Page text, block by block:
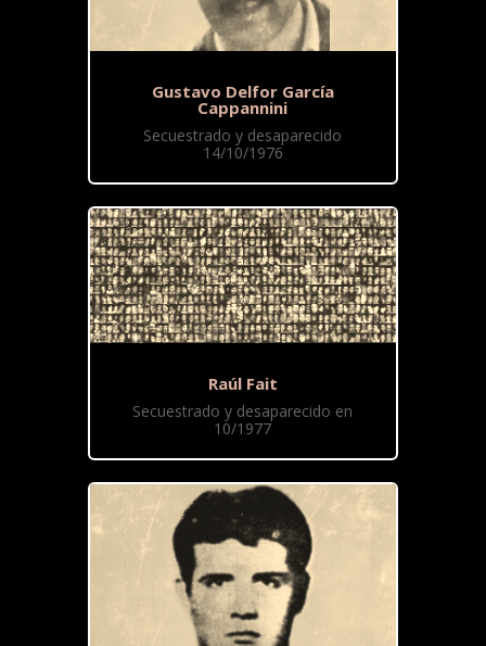
Gustavo Delfor García
Cappannini
Secuestrado y desaparecido
14/10/1976
Raúl Fait
Secuestrado y desaparecido en
10/1977